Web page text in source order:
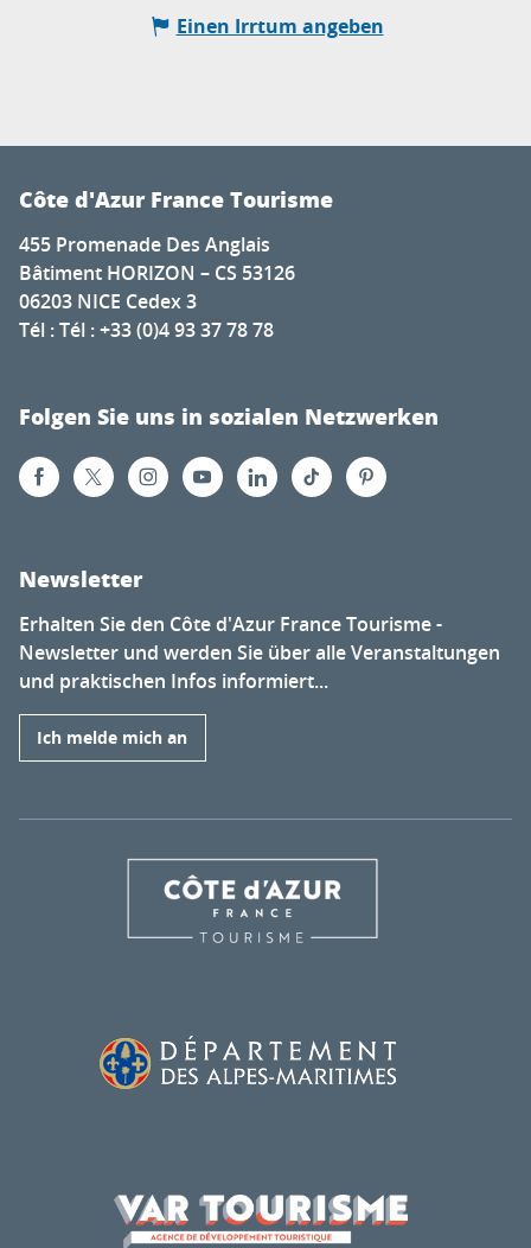
Einen Irrtum angeben
Côte d'Azur France Tourisme
455 Promenade Des Anglais
Bâtiment HORIZON – CS 53126
06203 NICE Cedex 3
Tél : Tél : +33 (0)4 93 37 78 78
Folgen Sie uns in sozialen Netzwerken
Newsletter
Erhalten Sie den Côte d'Azur France Tourisme -
Newsletter und werden Sie über alle Veranstaltungen
und praktischen Infos informiert...
Ich melde mich an